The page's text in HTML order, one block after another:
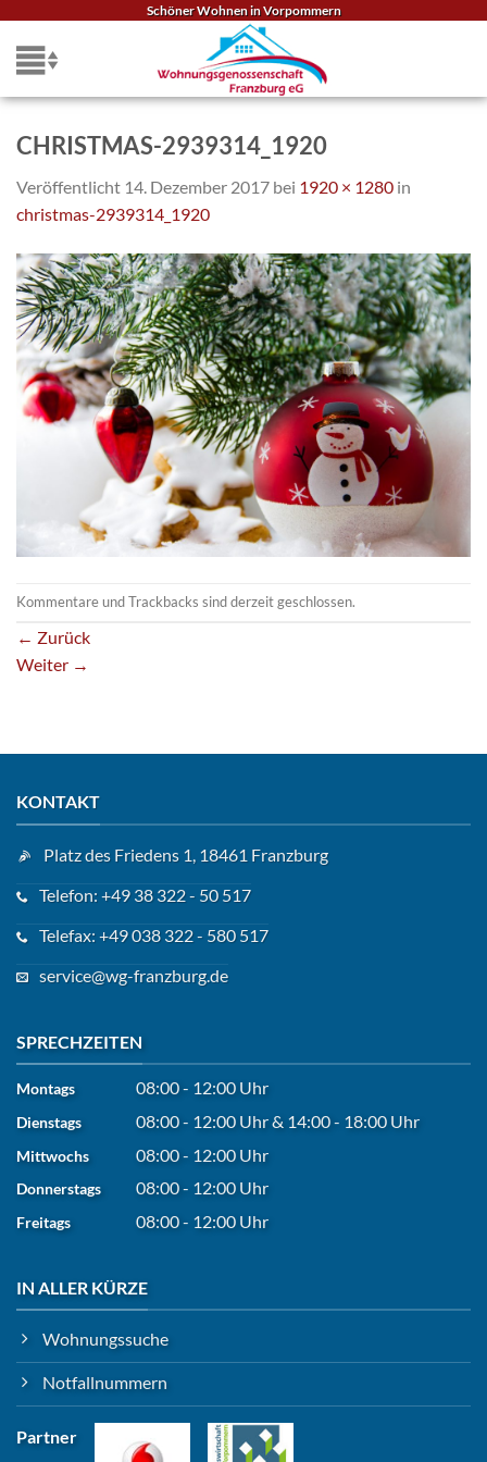
springen
Schöner Wohnen in Vorpommern
CHRISTMAS-2939314_1920
Veröffentlicht 14. Dezember 2017 bei 1920 × 1280 in
christmas-2939314_1920
Kommentare und Trackbacks sind derzeit geschlossen.
← Zurück
Weiter →
KONTAKT
Platz des Friedens 1, 18461 Franzburg
Telefon: +49 38 322 - 50 517
Telefax: +49 038 322 - 580 517
service@wg-franzburg.de
SPRECHZEITEN
Montags 08:00 - 12:00 Uhr
Dienstags 08:00 - 12:00 Uhr& 14:00 - 18:00 Uhr
Mittwochs 08:00 - 12:00 Uhr
Donnerstags 08:00 - 12:00 Uhr
Freitags 08:00 - 12:00 Uhr
IN ALLER KÜRZE
Wohnungssuche
Notfallnummern
Partner